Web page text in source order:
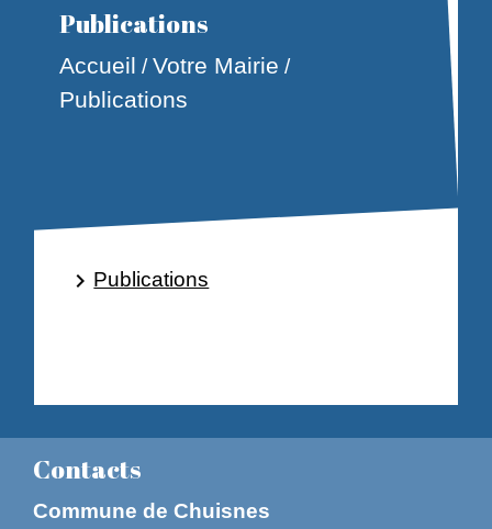
Publications
Accueil /Votre Mairie /
Publications
keyboard_arrow_rightPublications
Contacts
Commune de Chuisnes